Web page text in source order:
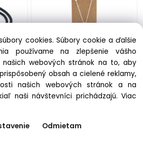
Tigrie Oko Prívesok Liečivé
ruky s retiazkou
cookies. Súbory cookie a ďalšie
používame na zlepšenie vášho
našich webových stránok na to, aby
obsah a cielené reklamy,
našich webových stránok a na
naši návštevníci prichádzajú.Viac
Odmietam